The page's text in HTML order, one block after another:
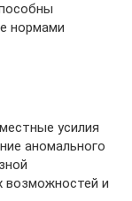
нормами
усилия
аномального
возможностей и